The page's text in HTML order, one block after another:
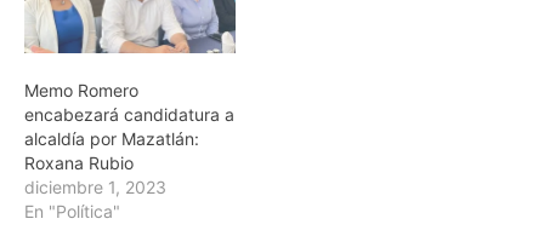
Memo Romero
encabezará candidatura a
alcaldía por Mazatlán:
Roxana Rubio
diciembre 1, 2023
En "Política"